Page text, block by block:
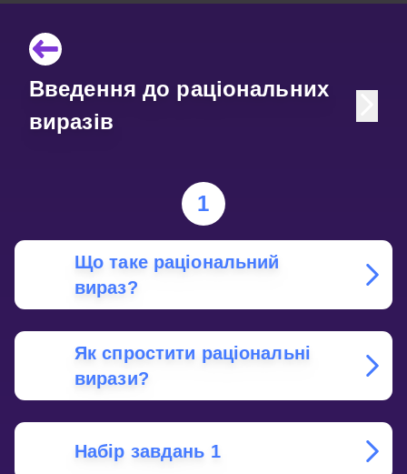
Введення до раціональних
виразів
1
Що таке раціональний
вираз?
Як спростити раціональні
вирази?
Набір завдань 1